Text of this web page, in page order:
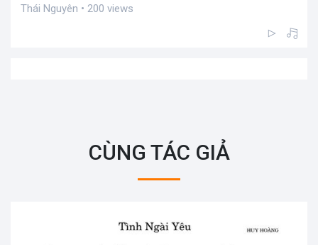
Thái Nguyên • 200 views
CÙNG TÁC GIẢ